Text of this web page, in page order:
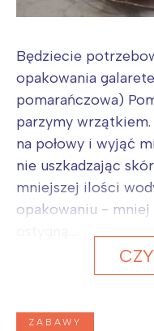
Będziecie
opakowania
pomarańczowa)
parzymy
na połowy i wyjąć
nie uszkadzając
mniejszej ilości
opakowaniu - mniej
ZABAWY